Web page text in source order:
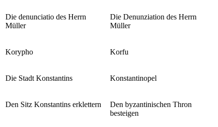
Die denunciatio des Herrn
Müller
Die Denunziation des Herrn
Müller
Korypho Korfu
Die Stadt Konstantins Konstantinopel
Den Sitz Konstantins erklettern
Den byzantinischen Thron
besteigen